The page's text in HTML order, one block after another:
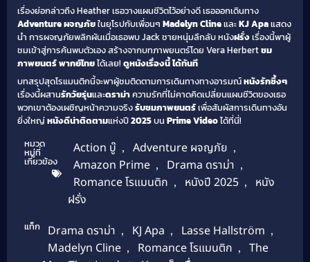
เรื่องย่อกล่าวถึง Heather เธอวางแผนชีวิตไว้อย่างดี เธอออกเดินทาง
Adventure ผจญภัยในยุโรปกับเพื่อนๆ Madelyn ClineและKJ Apaแสดง
นำ การผจญภัยพลิกผันเมื่อเธอพบ Jack ชายหนุ่มลึกลับ หนังฝรั่งเรื่องนี้พาผู้
ชมเข้าสู่การค้นพบตัวเอง สร้างจากบทภาพยนตร์โดย Vera Herbertชม
ภาพยนตร์ พากย์ไทยได้เลย! ดูหนังเรื่องนี้ ได้ทันที
บทสรุปสุดโรแมนติกนี้จะพาผู้ชมติดตามการเดินทางทางอารมณ์หนังรักซึ้งๆ
เรื่องนี้ผสานรักวัยรุ่นและดราม่าความรักที่ไม่คาดคิดเปลี่ยนแผนชีวิตของเธอ
พวกเขาต้องเผชิญหน้าความจริงรับชมภาพยนตร์เพื่อสัมผัสการเดินทางอัน
ยิ่งใหญ่หนังดีน่าติดตามแห่งปี2025บน Prime Videoได้ที่นี่!
หมวด
หมู่ที่
เกี่ยวข้อง
Action บู๊ , Adventure ผจญภัย ,
Amazon Prime , Drama ดราม่า ,
Romance โรแมนติก , หนังปี 2025 ,
หนัง
ฝรั่ง
แท็ก Drama ดราม่า , KJ Apa , Lasse Hallström ,
Madelyn Cline , Romance โรแมนติก ,
The